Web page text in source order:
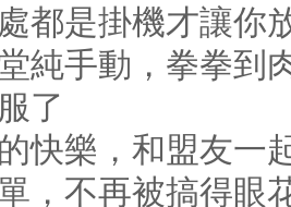
都是掛機才讓你
純手動，拳拳到
了
快樂，和盟友一
，不再被搞得眼